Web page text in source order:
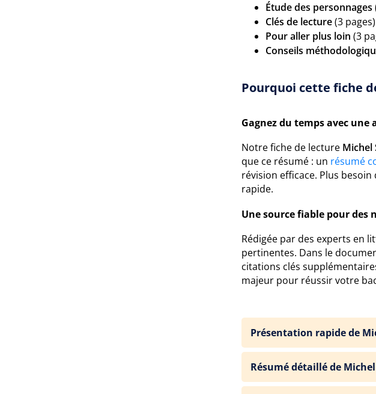
Étude des personnages
Clés de lecture(3
Pour aller plus loin (3
Conseils
Pourquoi cette fiche
Gagnez du temps avec
Notre fiche de lecture Michel
que ce résumé : un résumé
révision efficace. Plus
rapide.
Une source fiable pour des
Rédigée par des experts en
pertinentes. Dans le
citations clés
majeur pour réussir votre
Présentation rapide de
Résumé détaillé de